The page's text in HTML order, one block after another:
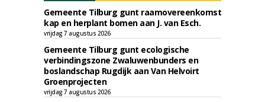
Gemeente Tilburg gunt raamovereenkomst
kap en herplant bomen aan J. van Esch.
vrijdag 7 augustus 2026
Gemeente Tilburg gunt ecologische
verbindingszone Zwaluwenbunders en
boslandschap Rugdijk aan Van Helvoirt
Groenprojecten
vrijdag 7 augustus 2026